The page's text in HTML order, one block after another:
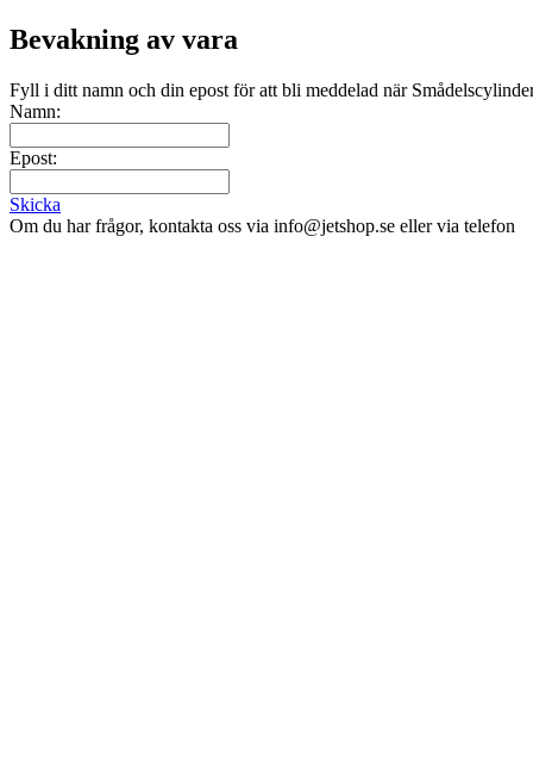
Bevakning av vara
Fyll i ditt namn och din epost för att bli meddelad när
Namn:
Epost:
Skicka
Om du har frågor, kontakta oss via info@jetshop.se eller via telefon